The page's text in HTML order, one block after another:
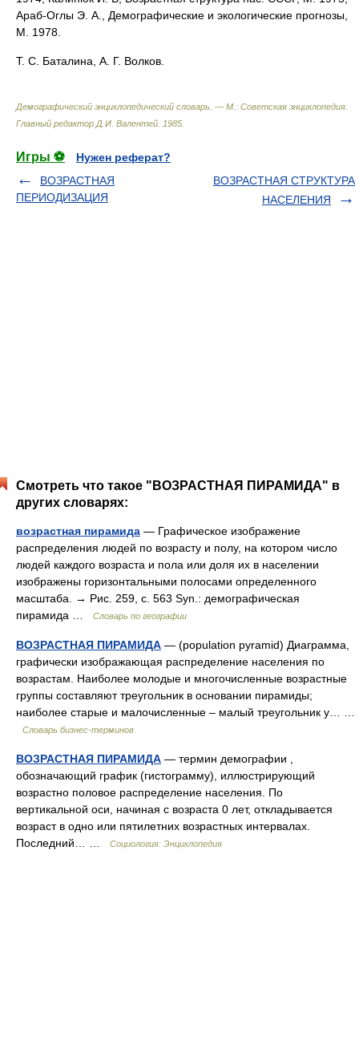
Араб-Оглы Э. А., Демографические и экологические прогнозы,
М. 1978.
Т. С. Баталина, А. Г. Волков.
Демографический энциклопедический словарь. — М.: Советская энциклопедия
Главный редактор Д.И. Валентей 1985
Игры ⚽
Нужен реферат?
ВОЗРАСТНАЯ
ПЕРИОДИЗАЦИЯ
ВОЗРАСТНАЯ СТРУКТУРА
НАСЕЛЕНИЯ
Смотреть что такое "ВОЗРАСТНАЯ ПИРАМИДА" в
других словарях:
возрастная пирамида — Графическое изображение
распределения людей по возрасту и полу, на котором число
людей каждого возраста и пола или доля их в населении
изображены горизонтальными полосами определенного
масштаба. → Рис. 259, с. 563 Syn.: демографическая
пирамида …
Словарь по географии
ВОЗРАСТНАЯ ПИРАМИДА — (population pyramid) Диаграмма,
графически изображающая распределение населения по
возрастам. Наиболее молодые и многочисленные возрастные
группы составляют треугольник в основании пирамиды;
наиболее старые и малочисленные – малый треугольник у… …
Словарь бизнес-терминов
ВОЗРАСТНАЯ ПИРАМИДА — термин демографии ,
обозначающий график (гистограмму), иллюстрирующий
возрастно половое распределение населения. По
вертикальной оси, начиная с возраста 0 лет, откладывается
возраст в одно или пятилетних возрастных интервалах.
Последний… …
Социология: Энциклопедия